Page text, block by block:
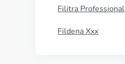
Filitra Professional
Fildena Xxx